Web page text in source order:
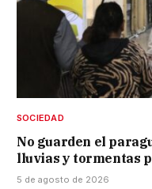
SOCIEDAD
No guarden el
lluvias y tormentas
5 de agosto de 2026